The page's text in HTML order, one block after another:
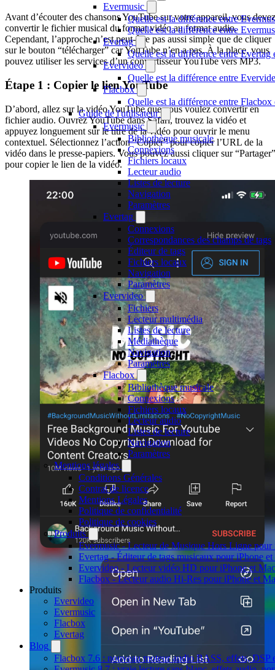
Evermusic
Quelle est la différence entre
Quelle est la différence entre
Evertag
Quelle est la différence entre Evertag
Evervideo
Quelle est la différence entre
Flacbox
Quelle est la différence entre
Guide de l'utilisateur
Evermusic
Bibliothèque musicale
Connexions
Fichiers locaux
Lecteur audio
Listes de lecture
Navigation
Paramètres
Evertag
Connexions
Correspondances des champs de tags
Éditeur de tags
Fichiers locaux
Navigation
Paramètres
Evervideo
Fichiers
Lecteur multimédia
Listes de lecture
Médiathèque
Navigation
Paramètres
Flacbox
Bibliothèque musicale
Connexions
Fichiers locaux
Lecteur audio
Listes de lecture
Navigation
Paramètres
Mentions légales
Conditions Générales
Contrat de licence
Mentions Légales
Politique de confidentialité
Politique de cookies
Produits
Evermusic - Lecteur de Musique Hors Ligne pour
Evertag - Éditeur de tags musicaux pour iPhone
Evervideo - Lecteur vidéo HD pour iPhone et Mac
Flacbox - Lecteur audio Hi-Res pour iPhone et
Produits
Evervideo
Evermusic
Flacbox
Evertag
Blog
Flacbox 7.6 : nouveau moteur audio BASS, effets, DSP
Avant d’écouter des chansons YouTube sur votre appareil, vous devez
convertir le fichier musical du format vidéo au format audio.
Cependant, l’approche n’est peut-être pas aussi simple que de cliquer
sur le bouton “télécharger” car YouTube n’en a pas. À la place, vous
pouvez utiliser les services d’un convertisseur YouTube vers MP3.
Étape 1 : Copier le lien YouTube
D’abord, allez sur la vidéo YouTube que vous voulez convertir en
fichier audio. Ouvrez YouTube dans Safari, trouvez la vidéo et
appuyez longuement sur le titre de la vidéo pour ouvrir le menu
contextuel. Sélectionnez l’action “Copier” pour copier l’URL de la
vidéo dans le presse-papiers. Vous pouvez aussi cliquer sur “Partager”
pour copier le lien de la vidéo.